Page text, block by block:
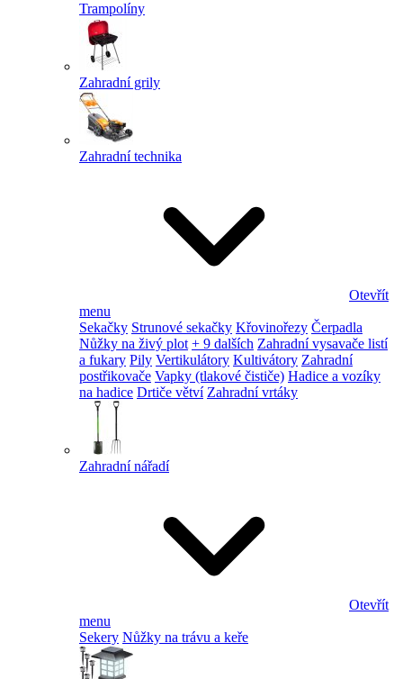
Trampolíny
Zahradní grily
Zahradní technika
Otevřít
menu
Sekačky Strunové sekačky Křovinořezy Čerpadla
Nůžky na živý plot + 9 dalších Zahradní vysavače listí
a fukary Pily Vertikulátory Kultivátory Zahradní
postřikovače Vapky (tlakové čističe) Hadice a vozíky
na hadice Drtiče větví Zahradní vrtáky
Zahradní nářadí
Otevřít
menu
Sekery Nůžky na trávu a keře